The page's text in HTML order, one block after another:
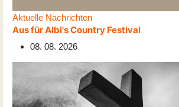
Aktuelle Nachrichten
Aus für Albi's Country Festival
08. 08. 2026